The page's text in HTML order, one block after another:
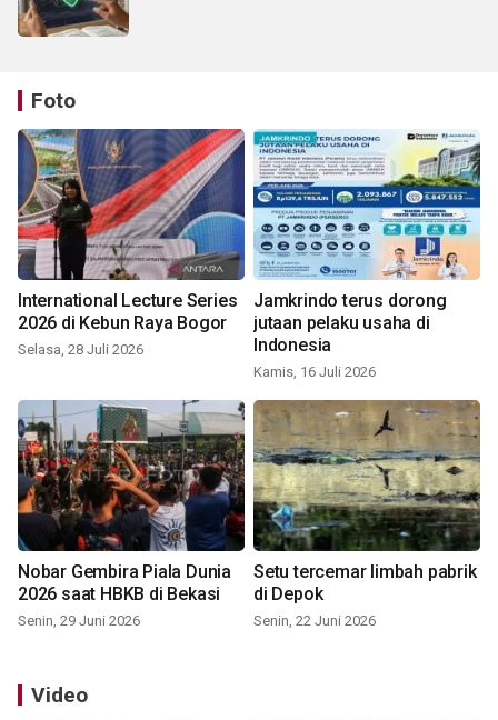
Foto
International Lecture Series
2026 di Kebun Raya Bogor
Selasa, 28 Juli 2026
Jamkrindo terus dorong
jutaan pelaku usaha di
Indonesia
Kamis, 16 Juli 2026
Nobar Gembira Piala Dunia
2026 saat HBKB di Bekasi
Senin, 29 Juni 2026
Setu tercemar limbah pabrik
di Depok
Senin, 22 Juni 2026
Video